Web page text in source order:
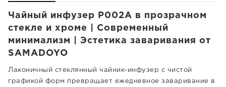
Чайный инфузер P002A в прозрачном
стекле и хроме | Современный
минимализм | Эстетика заваривания от
SAMADOYO
Лаконичный стеклянный чайник-инфузер с чистой
графикой форм превращает ежедневное заваривание в